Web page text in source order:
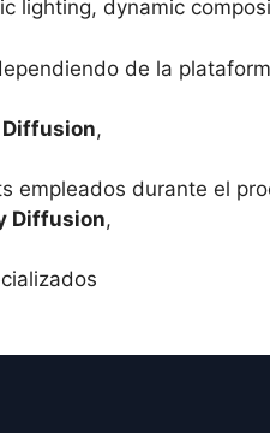
lighting, dynamic
de la
,
empleados durante el
Diffusion,